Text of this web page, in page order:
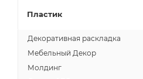
Пластик
Декоративная раскладка
Мебельный Декор
Молдинг